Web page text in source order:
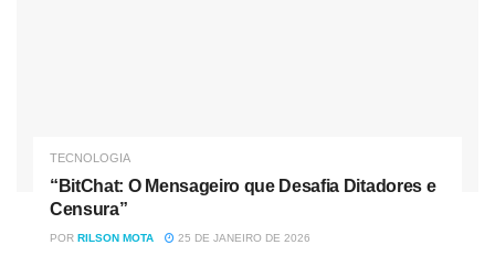
TECNOLOGIA
“BitChat: O Mensageiro que Desafia Ditadores e
Censura”
POR RILSON MOTA 25 DE JANEIRO DE 2026